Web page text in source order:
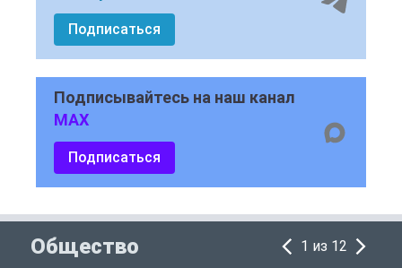
Подписаться
Подписывайтесь на наш канал
MAX
Подписаться
Общество 1 из 12